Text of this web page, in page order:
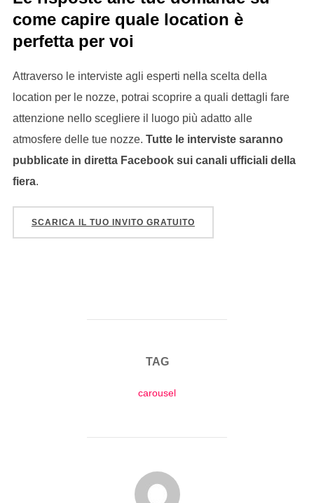
come capire quale location è
perfetta per voi
Attraverso le interviste agli esperti nella scelta della
location per le nozze, potrai scoprire a quali dettagli fare
attenzione nello scegliere il luogo più adatto alle
atmosfere delle tue nozze. Tutte le interviste saranno
pubblicate in diretta Facebook sui canali ufficiali della
fiera.
SCARICA IL TUO INVITO GRATUITO
TAG
carousel
AUTORE DELL'ARTICOLO